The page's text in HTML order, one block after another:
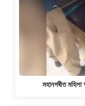
মহানগৰীত